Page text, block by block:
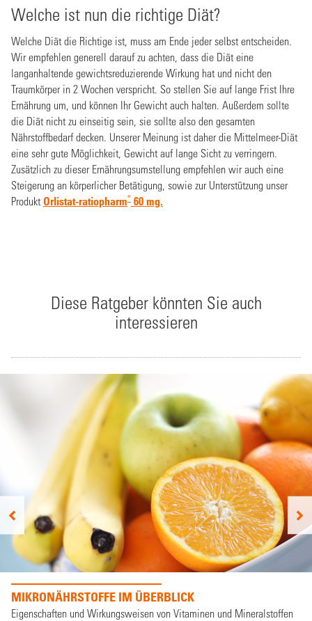
Welche ist nun die richtige Diät?
Welche Diät die Richtige ist, muss am Ende jeder selbst entscheiden.
Wir empfehlen generell darauf zu achten, dass die Diät eine
langanhaltende gewichtsreduzierende Wirkung hat und nicht den
Traumkörper in 2 Wochen verspricht. So stellen Sie auf lange Frist Ihre
Ernährung um, und können Ihr Gewicht auch halten. Außerdem sollte
die Diät nicht zu einseitig sein, sie sollte also den gesamten
Nährstoffbedarf decken. Unserer Meinung ist daher die Mittelmeer-Diät
eine sehr gute Möglichkeit, Gewicht auf lange Sicht zu verringern.
Zusätzlich zu dieser Ernährungsumstellung empfehlen wir auch eine
Steigerung an körperlicher Betätigung, sowie zur Unterstützung unser
Produkt Orlistat-ratiopharm® 60 mg.
Diese Ratgeber könnten Sie auch
interessieren
MIKRONÄHRSTOFFE IM ÜBERBLICK
Eigenschaften und Wirkungsweisen von Vitaminen und Mineralstoffen